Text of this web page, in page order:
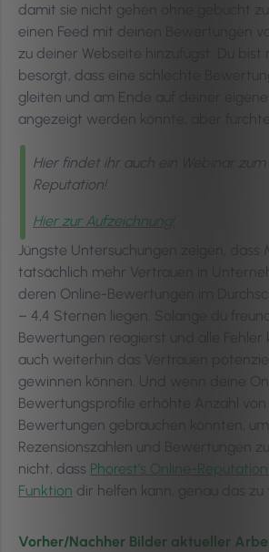
damit sie nicht gehen ohne gebucht
einen Feed mit deinen Bewertungen
zu deiner Webseite hinzufügst. Du bist
besorgt, dass eine schlechte
gleiten und am Ende auf deiner
angezeigt werden könnte, aber
Hier findet ihr auch ein Webinar
Reputation!
Hier zur Aufzeichnung!
Jüngste Untersuchungen zeigen, dass
tatsächlich mehr Vertrauen in
deren Online-Bewertungen im
– 4,4 Sternen liegen. Solange du
Bewertungen reagierst und alle
auch weiterhin das Vertrauen
gewinnen können. Und wenn deine
Bewertungsprofile erhöhte Anzahl
Bewertungen gebrauchen könnten,
Rezensionszahlen und Bewertungen
nicht, dass Phorest’s Online-
Funktion dir helfen kann, genau das zu
Vorher/Nachher Bilder aktueller